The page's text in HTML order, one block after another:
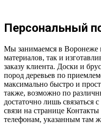
Персональный
Мы занимаемся в Воронеже
материалов, так и
заказу клиента. Доски и
пород деревьев по
максимально быстро и
также, возможно по
достаточно лишь связаться
связи на странице
телефонам, указанным там